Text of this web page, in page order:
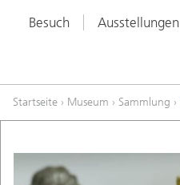
Besuch Ausstellungen
Startseite › Museum › Sammlung ›